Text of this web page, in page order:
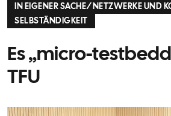
IN EIGENER SACHE/NETZWERKE UND
SELBSTÄNDIGKEIT
Es „micro-
TFU